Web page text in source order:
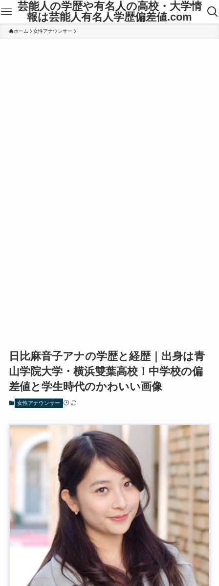
芸能人の学歴や有名人の高校・大学情
報は芸能人有名人学歴偏差値.com
ホーム 女性アナウンサー
日比麻音子アナの学歴と経歴｜出身は青
山学院大学・横浜雙葉高校！中学校の偏
差値と学生時代のかわいい画像
女性アナウンサー